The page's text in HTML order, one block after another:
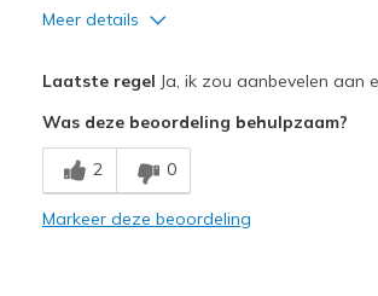
Meer details
Breathe Well
Comfortable
Laatste regel Ja, ik zou aanbevelen aan
Was deze beoordeling behulpzaam?
2 0
Markeer deze beoordeling